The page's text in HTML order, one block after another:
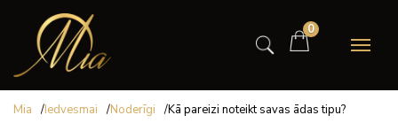
0
Mia /Iedvesmai /Noderīgi /Kā pareizi noteikt savas ādas tipu?